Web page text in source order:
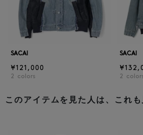
SACAI
¥121,000
2 colors
SACAI
2
このアイテムを見た人は、これ